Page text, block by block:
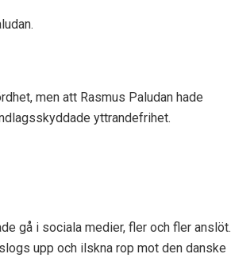
men att Rasmus Paludan hade
yttrandefrihet.
gå i sociala medier, fler och fler anslöt.
upp och ilskna rop mot den danske